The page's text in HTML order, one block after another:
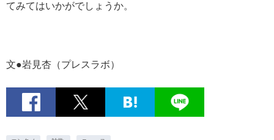
てみてはいかがでしょうか。
文●岩見杏（プレスラボ）